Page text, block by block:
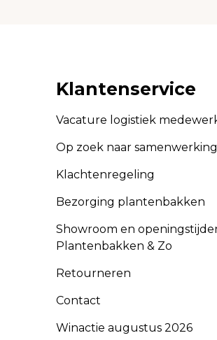
Klantenservice
Vacature logistiek
Op zoek naar
Klachtenregeling
Bezorging plantenbakken
Showroom en
Plantenbakken & Zo
Retourneren
Contact
Winactie augustus 2026